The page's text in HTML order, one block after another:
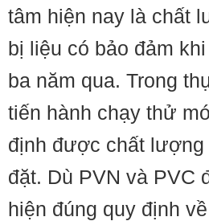
tâm hiện nay là chất
bị liệu có bảo đảm khi
ba năm qua. Trong
tiến hành chạy thử
định được chất lượng
đặt. Dù PVN và PVC
hiện đúng quy định